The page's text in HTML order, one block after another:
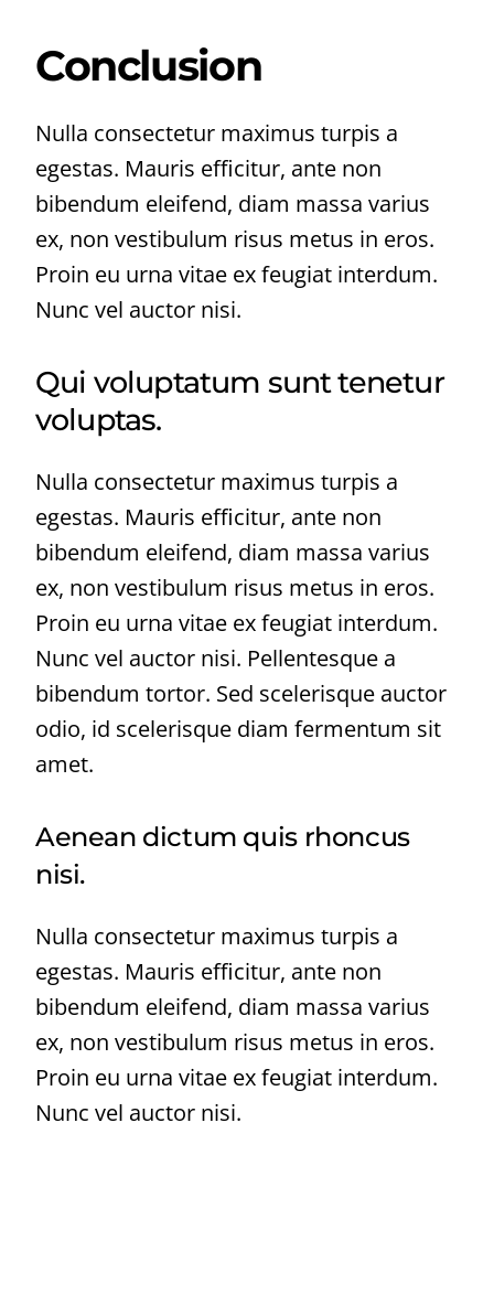
Conclusion
Nulla consectetur maximus turpis a
egestas. Mauris efficitur, ante non
bibendum eleifend, diam massa varius
ex, non vestibulum risus metus in eros.
Proin eu urna vitae ex feugiat interdum.
Nunc vel auctor nisi.
Qui voluptatum sunt tenetur
voluptas.
Nulla consectetur maximus turpis a
egestas. Mauris efficitur, ante non
bibendum eleifend, diam massa varius
ex, non vestibulum risus metus in eros.
Proin eu urna vitae ex feugiat interdum.
Nunc vel auctor nisi. Pellentesque a
bibendum tortor. Sed scelerisque auctor
odio, id scelerisque diam fermentum sit
amet.
Aenean dictum quis rhoncus
nisi.
Nulla consectetur maximus turpis a
egestas. Mauris efficitur, ante non
bibendum eleifend, diam massa varius
ex, non vestibulum risus metus in eros.
Proin eu urna vitae ex feugiat interdum.
Nunc vel auctor nisi.